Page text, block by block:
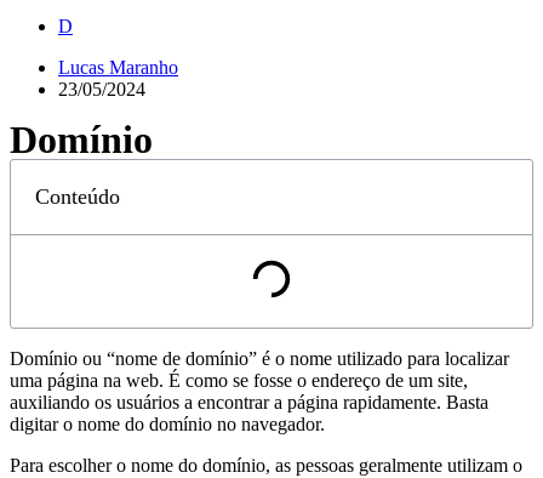
D
Lucas Maranho
23/05/2024
Domínio
Conteúdo
Domínio ou “nome de domínio” é o nome utilizado para localizar
uma página na web. É como se fosse o endereço de um site,
auxiliando os usuários a encontrar a página rapidamente. Basta
digitar o nome do domínio no navegador.
Para escolher o nome do domínio, as pessoas geralmente utilizam o